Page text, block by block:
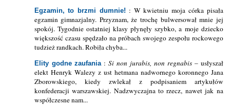
Egzamin, to brzmi dumnie! : W kwietniu moja córka pisała
egzamin gimnazjalny. Przyznam, że trochę bulwersował mnie jej
spokój. Tygodnie ostatniej klasy płynęły szybko, a moje dziecko
większość czasu spędzało na próbach swojego zespołu rockowego
tudzież randkach. Robiła chyba...
Elity godne zaufania:Si non jurabis, non regnabis– usłyszał
elekt Henryk Walezy z ust hetmana nadwornego koronnego Jana
Zborowskiego, kiedy zwlekał z podpisaniem artykułów
konfederacji warszawskiej. Nadzwyczajna to rzecz, nawet jak na
współczesne nam...